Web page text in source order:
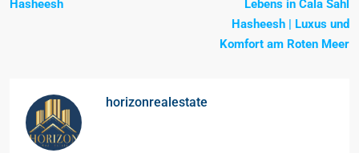
Hasheesh
Lebens in Cala Sahl
Hasheesh | Luxus und
Komfort am Roten Meer
horizonrealestate